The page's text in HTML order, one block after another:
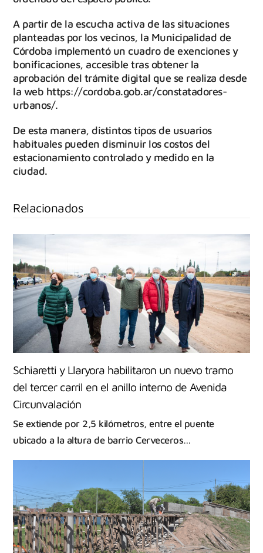
A partir de la escucha activa de las situaciones
planteadas por los vecinos, la Municipalidad de
Córdoba implementó un cuadro de exenciones y
bonificaciones, accesible tras obtener la
aprobación del trámite digital que se realiza desde
la web https://cordoba.gob.ar/constatadores-
urbanos/.
De esta manera, distintos tipos de usuarios
habituales pueden disminuir los costos del
estacionamiento controlado y medido en la
ciudad.
Relacionados
Schiaretti y Llaryora habilitaron un nuevo tramo
del tercer carril en el anillo interno de Avenida
Circunvalación
Se extiende por 2,5 kilómetros, entre el puente
ubicado a la altura de barrio Cerveceros…